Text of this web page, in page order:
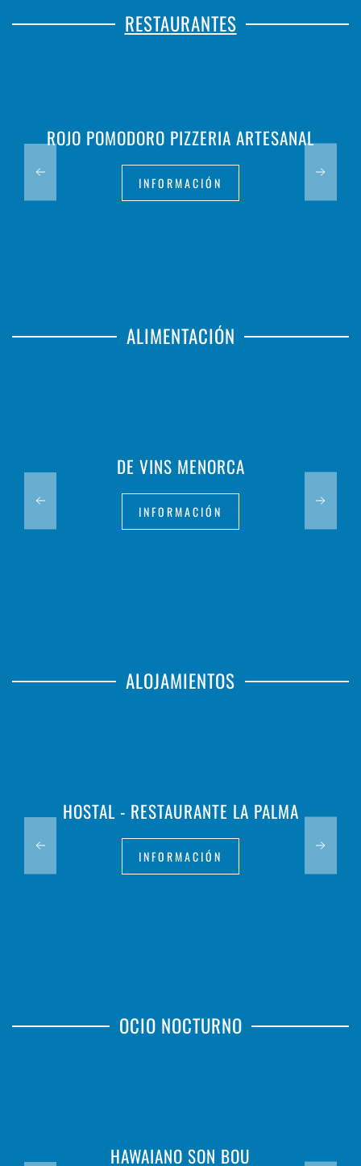
RESTAURANTES
ROJO POMODORO PIZZERIA ARTESANAL
INFORMACIÓN
ALIMENTACIÓN
DE VINS MENORCA
INFORMACIÓN
ALOJAMIENTOS
HOSTAL - RESTAURANTE LA PALMA
INFORMACIÓN
OCIO NOCTURNO
HAWAIANO SON BOU